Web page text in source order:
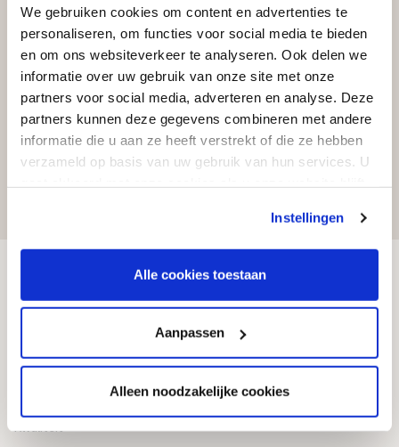
We gebruiken cookies om content en advertenties te
personaliseren, om functies voor social media te bieden
en om ons websiteverkeer te analyseren. Ook delen we
informatie over uw gebruik van onze site met onze
partners voor social media, adverteren en analyse. Deze
partners kunnen deze gegevens combineren met andere
informatie die u aan ze heeft verstrekt of die ze hebben
verzameld op basis van uw gebruik van hun services. U
Instellingen
Alle cookies toestaan
Aanpassen
Alleen noodzakelijke cookies
BEGRAAFPLAATSEN BREDA
Begraafplaats Haagveld Breda
Lees het hele bericht
Klantenservice
Toonzalen
Kosten grafstenen
Kwaliteit